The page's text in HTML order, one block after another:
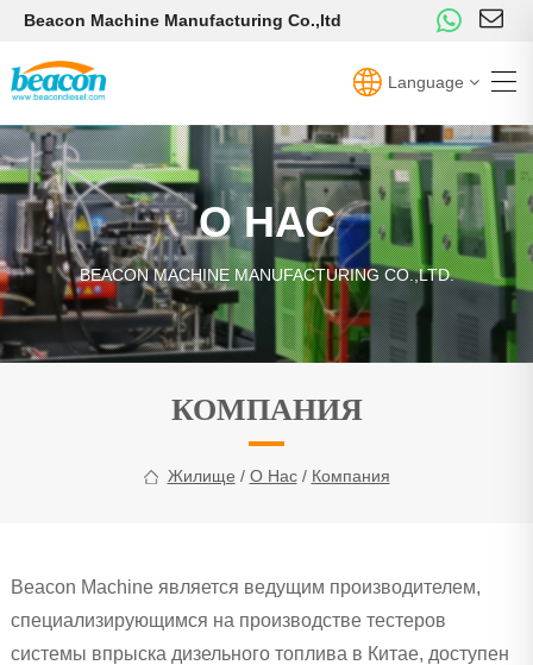
Beacon Machine Manufacturing Co.,ltd
Language
О НАС
BEACON MACHINE MANUFACTURING CO.,LTD.
КОМПАНИЯ
Жилище / О Нас/ Компания
Beacon Machine является ведущим производителем,
специализирующимся на производстве тестеров
системы впрыска дизельного топлива в Китае, доступен